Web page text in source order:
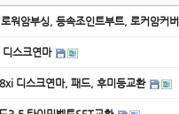
워암부싱, 등속조인트부트, 로커암커
스크연마
디스크연마, 패드, 후미등교환